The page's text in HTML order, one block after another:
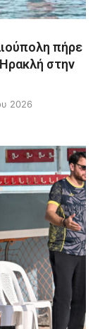
πήρε
στην
2026